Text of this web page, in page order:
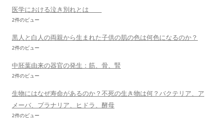
医学における泣き別れとは
2件のビュー
黒人と白人の両親から生まれた子供の肌の色は何色になるのか？
2件のビュー
中胚葉由来の器官の発生：筋、骨、腎
2件のビュー
生物にはなぜ寿命があるのか？不死の生き物は何？バクテリア、ア
メーバ、プラナリア、ヒドラ、酵母
2件のビュー